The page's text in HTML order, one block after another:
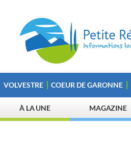
VOLVESTRE COEUR DE GARONNE
À LA UNE MAGAZINE